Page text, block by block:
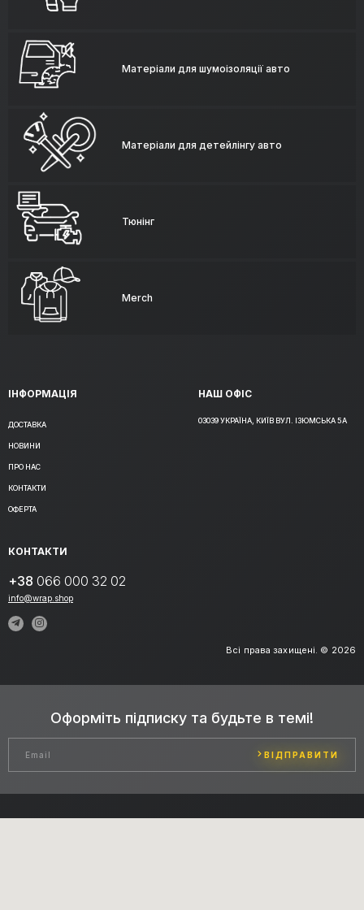
Матеріали для шумоізоляції авто
Матеріали для детейлінгу авто
Тюнінг
Merch
ІНФОРМАЦІЯ
ДОСТАВКА
НОВИНИ
ПРО НАС
КОНТАКТИ
ОФЕРТА
НАШ ОФІС
03039 УКРАЇНА, КИЇВ ВУЛ. ІЗЮМСЬКА 5А
КОНТАКТИ
+38 066 000 32 02
info@wrap.shop
Всі права захищені. © 2026
Оформіть підписку та будьте в темі!
ВІДПРАВИТИ